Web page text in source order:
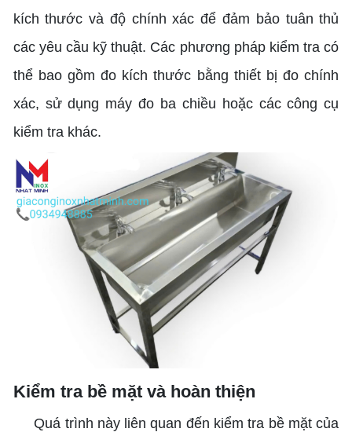
kích thước và độ chính xác để đảm bảo tuân thủ
các yêu cầu kỹ thuật. Các phương pháp kiểm tra có
thể bao gồm đo kích thước bằng thiết bị đo chính
xác, sử dụng máy đo ba chiều hoặc các công cụ
kiểm tra khác.
Kiểm tra bề mặt và hoàn thiện
Quá trình này liên quan đến kiểm tra bề mặt của